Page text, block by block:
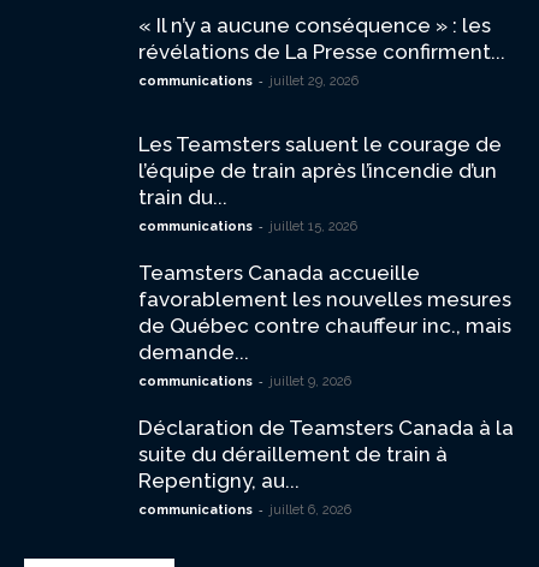
« Il n’y a aucune conséquence » : les
révélations de La Presse confirment...
communications - juillet 29, 2026
Les Teamsters saluent le courage de
l’équipe de train après l’incendie d’un
train du...
communications - juillet 15, 2026
Teamsters Canada accueille
favorablement les nouvelles mesures
de Québec contre chauffeur inc., mais
demande...
communications - juillet 9, 2026
Déclaration de Teamsters Canada à la
suite du déraillement de train à
Repentigny, au...
communications - juillet 6, 2026